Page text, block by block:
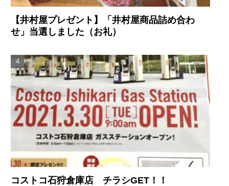
【井村屋プレゼント】「井村屋商品詰め合わ
せ」当選しました（お礼）
コストコ石狩倉庫店 チラシGET！！